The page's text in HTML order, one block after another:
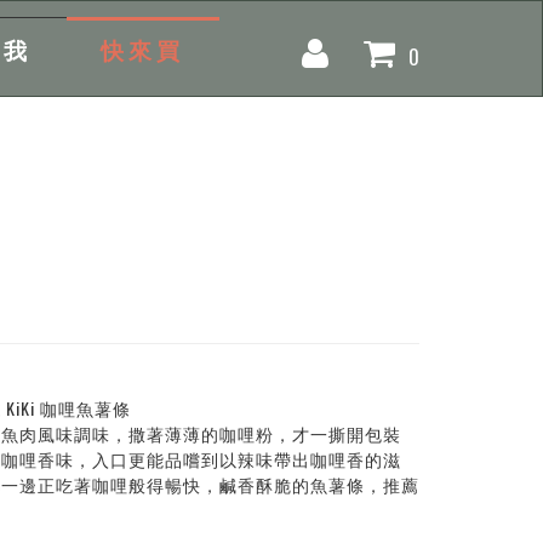
快來買 0
咖哩魚薯條
肉風味調味，撒著薄薄的咖哩粉，才一撕開包裝
哩香味，入口更能品嚐到以辣味帶出咖哩香的滋
邊正吃著咖哩般得暢快，鹹香酥脆的魚薯條，推薦